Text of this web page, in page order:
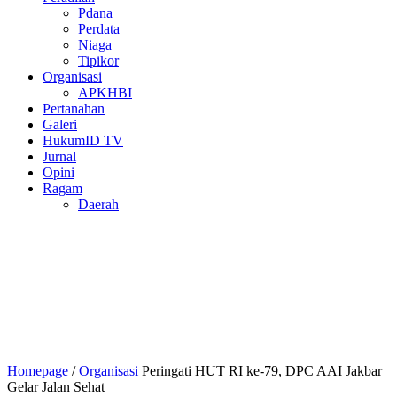
Pdana
Perdata
Niaga
Tipikor
Organisasi
APKHBI
Pertanahan
Galeri
HukumID TV
Jurnal
Opini
Ragam
Daerah
Homepage / Organisasi Peringati HUT RI ke-79, DPC AAI Jakbar
Gelar Jalan Sehat